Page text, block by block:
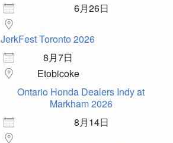
6月26日
JerkFest Toronto 2026
8月7日
Etobicoke
Ontario Honda Dealers Indy at
Markham 2026
8月14日